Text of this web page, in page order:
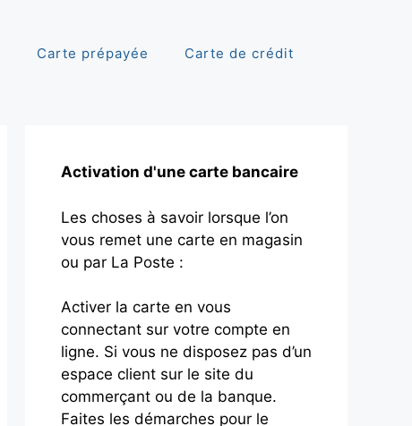
Carte prépayée Carte de crédit
Activation d'une carte bancaire
Les choses à savoir lorsque l’on
vous remet une carte en magasin
ou par La Poste :
Activer la carte en vous
connectant sur votre compte en
ligne. Si vous ne disposez pas d’un
espace client sur le site du
commerçant ou de la banque.
Faites les démarches pour le